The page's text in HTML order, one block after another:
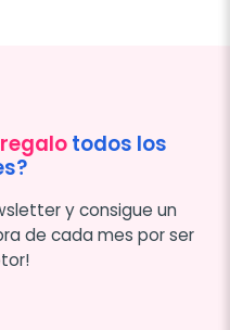
regalotodos los
y consigue un
de cada mes por ser